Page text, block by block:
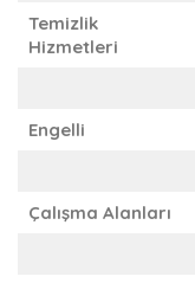
Temizlik
Hizmetleri
Engelli
Çalışma Alanları